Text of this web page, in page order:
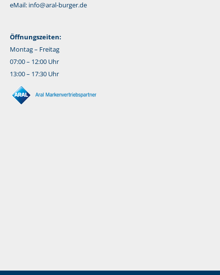
eMail: info@aral-burger.de
Öffnungszeiten:
Montag – Freitag
07:00 – 12:00 Uhr
13:00 – 17:30 Uhr